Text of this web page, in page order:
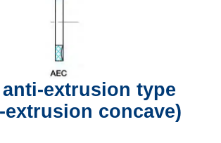
extrusion type
extrusion concave)